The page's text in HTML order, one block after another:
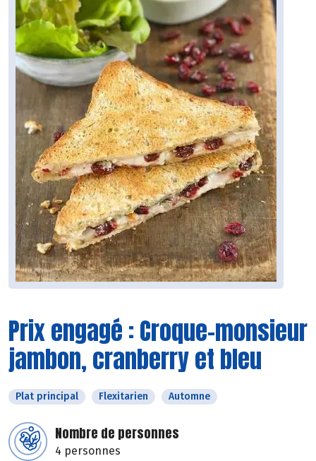
Prix engagé : Croque-monsieur
jambon, cranberry et bleu
Plat principal Flexitarien Automne
Nombre de personnes
4 personnes